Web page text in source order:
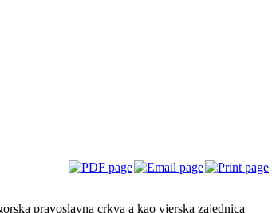
pravoslavna crkva a kao vjerska zajednica